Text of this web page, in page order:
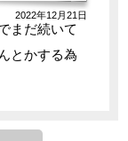
2022年12月21日
まだ続いて
とかする為